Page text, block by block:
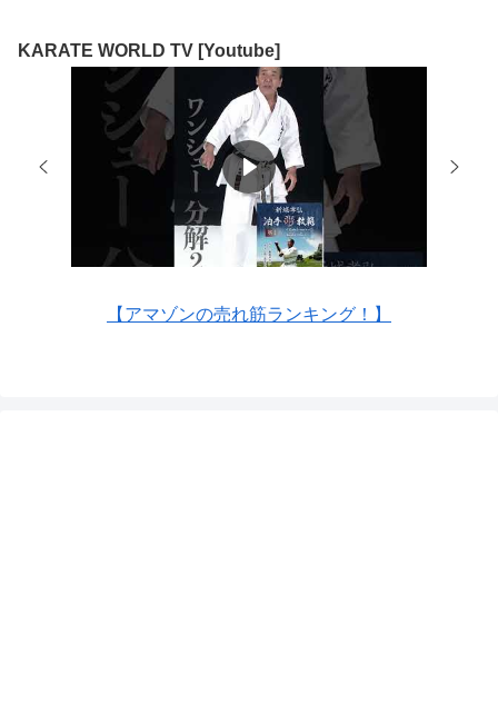
KARATE WORLD TV [Youtube]
【アマゾンの売れ筋ランキング！】